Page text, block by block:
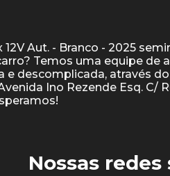
Aut. - Branco - 2025
Temos uma equipe
descomplicada, através
Ino Rezende Esq. C/
Nossas redes